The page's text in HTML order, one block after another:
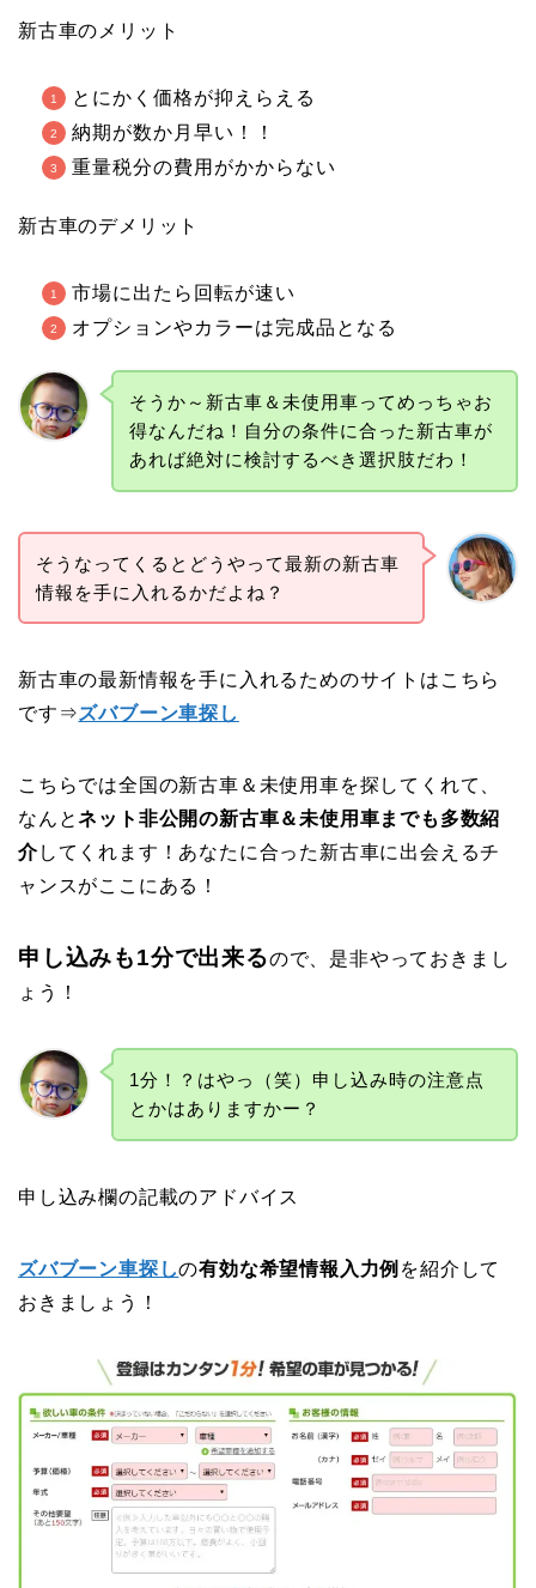
新古車のメリット
とにかく価格が抑えらえる
納期が数か月早い！！
重量税分の費用がかからない
新古車のデメリット
市場に出たら回転が速い
オプションやカラーは完成品となる
そうか～新古車＆未使用車ってめっちゃお
得なんだね！自分の条件に合った新古車が
あれば絶対に検討するべき選択肢だわ！
そうなってくるとどうやって最新の新古車
情報を手に入れるかだよね？
新古車の最新情報を手に入れるためのサイトはこちら
です⇒ズバブーン車探し
こちらでは全国の新古車＆未使用車を探してくれて、
なんとネット非公開の新古車＆未使用車までも多数紹
介してくれます！あなたに合った新古車に出会えるチ
ャンスがここにある！
申し込みも1分で出来るので、是非やっておきまし
ょう！
1分！？はやっ（笑）申し込み時の注意点
とかはありますかー？
申し込み欄の記載のアドバイス
ズバブーン車探しの有効な希望情報入力例 を紹介して
おきましょう！